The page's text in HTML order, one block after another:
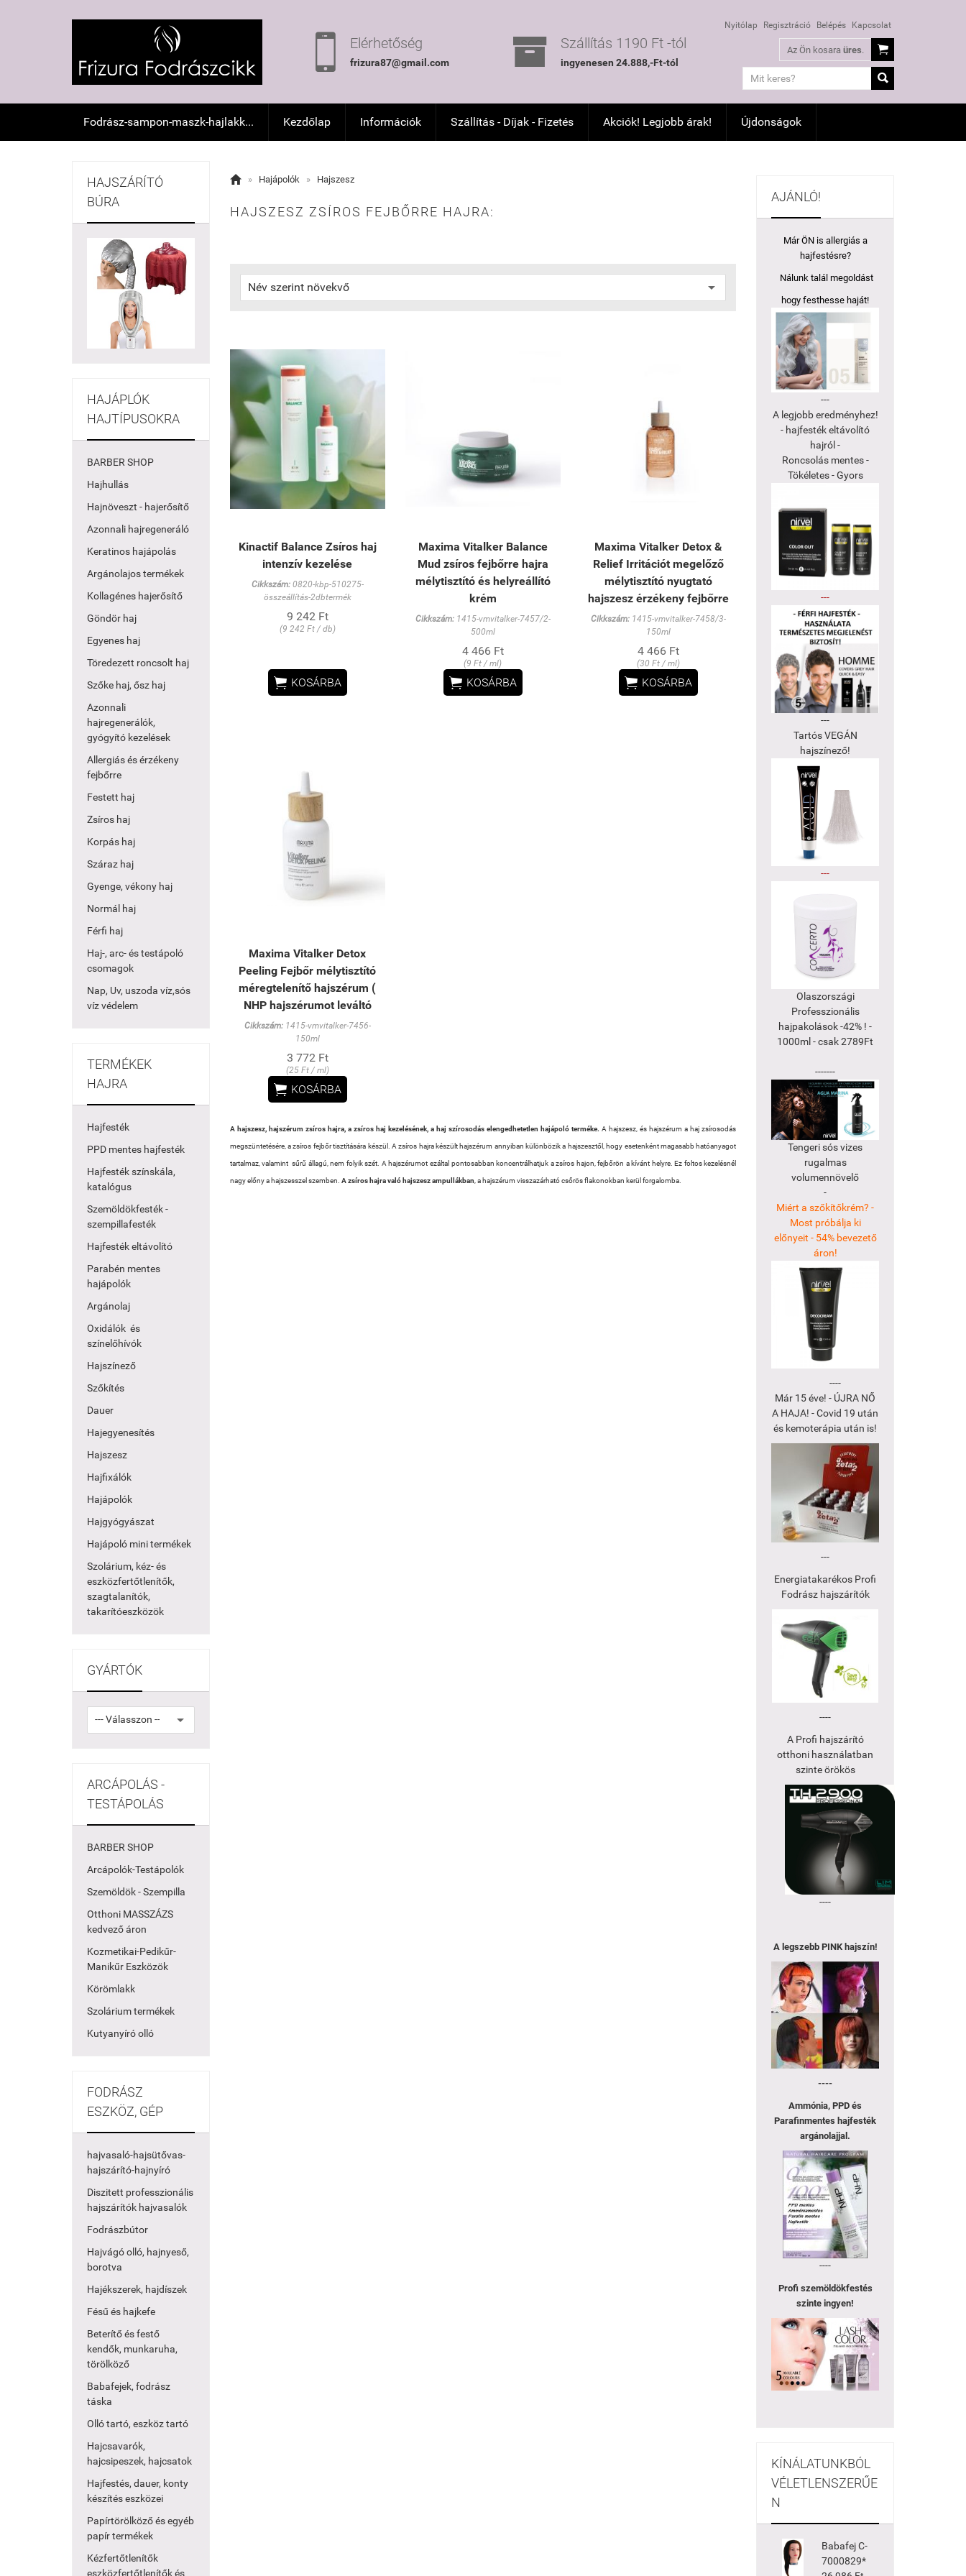
 Elérhetőség
frizura87@gmail.com  Szállítás 1190 Ft -tól
ingyenesen 24.888,-Ft-tól
Nyitólap Regisztráció Belépés Kapcsolat
Az Ön kosara üres.


Fodrász-sampon-maszk-hajlakk... Kezdőlap Információk Szállítás - Díjak - Fizetés Akciók! Legjobb árak! Újdonságok
HAJSZÁRÍTÓ
BÚRA
HAJÁPLÓK
HAJTÍPUSOKRA
BARBER SHOP
Hajhullás
Hajnöveszt - hajerősítő
Azonnali hajregeneráló
Keratinos hajápolás
Argánolajos termékek
Kollagénes hajerősítő
Göndör haj
Egyenes haj
Töredezett roncsolt haj
Szőke haj, ősz haj
Azonnali
hajregenerálók,
gyógyító kezelések
Allergiás és érzékeny
fejbőrre
Festett haj
Zsíros haj
Korpás haj
Száraz haj
Gyenge, vékony haj
Normál haj
Férfi haj
Haj-, arc- és testápoló
csomagok
Nap, Uv, uszoda víz,sós
víz védelem
TERMÉKEK
HAJRA
Hajfesték
PPD mentes hajfesték
Hajfesték színskála,
katalógus
Szemöldökfesték -
szempillafesték
Hajfesték eltávolító
Parabén mentes
hajápolók
Argánolaj
Oxidálók és
színelőhívók
Hajszínező
Szőkítés
Dauer
Hajegyenesítés
Hajszesz
Hajfixálók
Hajápolók
Hajgyógyászat
Hajápoló mini termékek
Szolárium, kéz- és
eszközfertőtlenítők,
szagtalanítók,
takarítóeszközök
GYÁRTÓK
ARCÁPOLÁS -
TESTÁPOLÁS
BARBER SHOP
Arcápolók-Testápolók
Szemöldök - Szempilla
Otthoni MASSZÁZS
kedvező áron
Kozmetikai-Pedikűr-
Manikűr Eszközök
Körömlakk
Szolárium termékek
Kutyanyíró olló
FODRÁSZ
ESZKÖZ, GÉP
hajvasaló-hajsütővas-
hajszárító-hajnyíró
Diszitett professzionális
hajszárítók hajvasalók
Fodrászbútor
Hajvágó olló, hajnyeső,
borotva
Hajékszerek, hajdíszek
Fésű és hajkefe
Beterítő és festő
kendők, munkaruha,
törölköző
Babafejek, fodrász
táska
Olló tartó, eszköz tartó
Hajcsavarók,
hajcsipeszek, hajcsatok
Hajfestés, dauer, konty
készítés eszközei
Papírtörölköző és egyéb
papír termékek
Kézfertőtlenítők
eszközfertőtlenítők és
 » Hajápolók » Hajszesz
HAJSZESZ ZSÍROS FEJBŐRRE HAJRA:
Kinactif Balance Zsíros haj
intenzív kezelése
Cikkszám:0820-kbp-510275-
összeállítás-2dbtermék
9 242 Ft
(9 242 Ft / db)
 KOSÁRBA
Maxima Vitalker Balance
Mud zsíros fejbőrre hajra
mélytisztító és helyreállító
krém
Cikkszám:1415-vmvitalker-7457/2-
500ml
4 466 Ft
(9 Ft / ml)
 KOSÁRBA
Maxima Vitalker Detox &
Relief Irritációt megelőző
mélytisztító nyugtató
hajszesz érzékeny fejbőrre
Cikkszám: 1415-vmvitalker-7458/3-
150ml
4 466 Ft
(30 Ft / ml)
 KOSÁRBA
Maxima Vitalker Detox
Peeling Fejbőr mélytisztító
méregtelenítő hajszérum (
NHP hajszérumot leváltó
Cikkszám:1415-vmvitalker-7456-
150ml
3 772 Ft
(25 Ft / ml)
 KOSÁRBA
A hajszesz, hajszérum zsíros hajra, a zsíros haj kezelésének, a haj szírosodás elengedhetetlen hajápoló terméke. A hajszesz, és hajszérum a haj zsírosodás
megszüntetésére, a zsíros fejbőr tisztítására készül. A zsíros hajra készült hajszérum annyiban különbözik a hajszesztől, hogy esetenként magasabb hatóanyagot
tartalmaz, valamint sűrű állagú, nem folyik szét. A hajszérumot ezáltal pontosabban koncentrálhatjuk a zsíros hajon, fejbőrön a kívánt helyre. Ez foltos kezelésnél
nagy előny a hajszesszel szemben. A zsíros hajra való hajszesz ampullákban , a hajszérum visszazárható csőrös flakonokban kerül forgalomba.
AJÁNLÓ!
Már ÖN is allergiás a
hajfestésre?
Nálunk talál megoldást
hogy festhesse haját!
---
A legjobb eredményhez!
- hajfesték eltávolító
hajról -
Roncsolás mentes -
Tökéletes - Gyors
---
---
Tartós VEGÁN
hajszínező!
---
Olaszországi
Professzionális
hajpakolások -42% ! -
1000ml - csak 2789Ft
-------
Tengeri sós vizes
rugalmas
volumennövelő
-
Miért a szőkítőkrém? -
Most próbálja ki
előnyeit - 54% bevezető
áron!
----
Már 15 éve! - ÚJRA NŐ
A HAJA! - Covid 19 után
és kemoterápia után is!
---
Energiatakarékos Profi
Fodrász hajszárítók
----
A Profi hajszárító
otthoni használatban
szinte örökös
----
A legszebbPINK hajszín!
----
Ammónia, PPD és
Parafinmentes hajfesték
argánolajjal.
----
Profi szemöldökfestés
szinte ingyen!
KÍNÁLATUNKBÓL
VÉLETLENSZERŰE
N
Babafej C-
7000829*